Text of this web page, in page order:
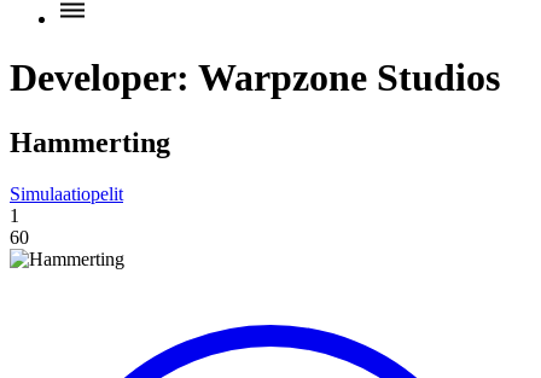
Developer: Warpzone Studios
Hammerting
Simulaatiopelit
1
60